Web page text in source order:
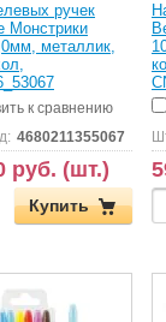
ручек
Монстрики
металлик,
к сравнению
4680211355067
руб. (шт.)
Купить